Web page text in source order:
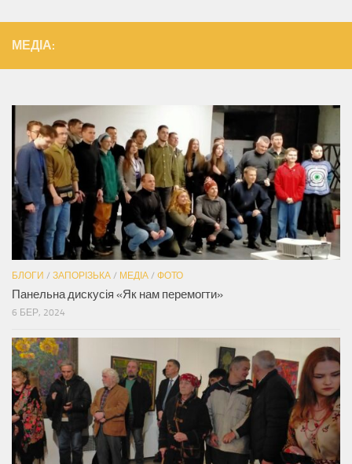
МЕДІА:
БЛОГИ / ЗАПОРІЗЬКА / МЕДІА / ФОТО
Панельна дискусія «Як нам перемогти»
6 БЕР, 2024